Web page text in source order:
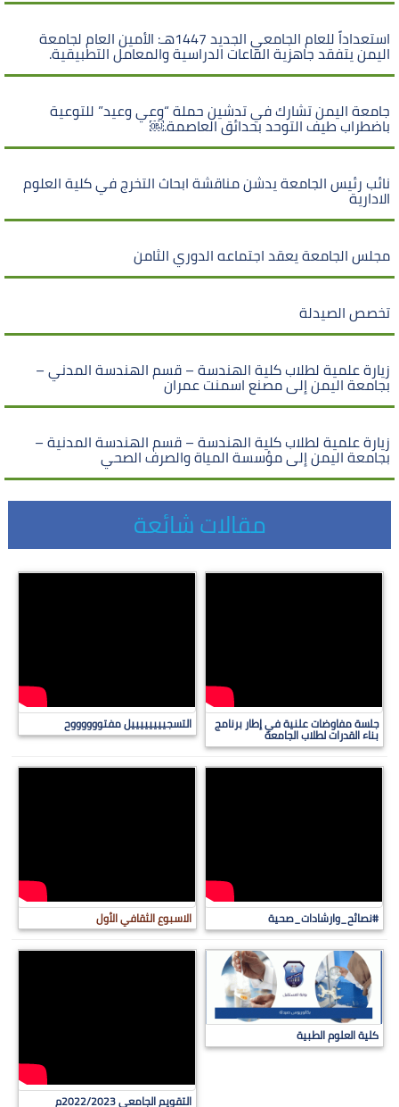
استعداداً للعام الجامعي الجديد 1447هـ: الأمين العام لجامعة
اليمن يتفقد جاهزية القاعات الدراسية والمعامل التطبيقية.
جامعة اليمن تشارك في تدشين حملة “وعي وعيد” للتوعية
باضطراب طيف التوحد بحدائق العاصمة.￼
نائب رئيس الجامعة يدشن مناقشة ابحاث التخرج في كلية العلوم
الادارية
مجلس الجامعة يعقد اجتماعه الدوري الثامن
تخصص الصيدلة
زيارة علمية لطلاب كلية الهندسة – قسم الهندسة المدني –
بجامعة اليمن إلى مصنع اسمنت عمران
زيارة علمية لطلاب كلية الهندسة – قسم الهندسة المدنية –
بجامعة اليمن إلى مؤسسة المياة والصرف الصحي
مقالات شائعة
جلسة مفاوضات علنية في إطار برنامج
بناء القدرات لطلاب الجامعة
التسجييييييييل مفتووووووح
#نصائح_وارشادات_صحية الاسبوع الثقافي الأول
كلية العلوم الطبية
التقويم الجامعي 2022/2023م